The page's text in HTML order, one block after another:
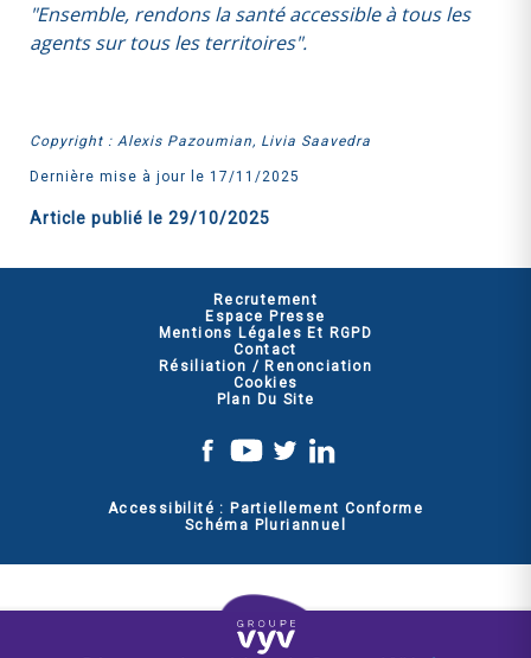
"Ensemble, rendons la santé accessible à tous les
agents sur tous les territoires".
Copyright : Alexis Pazoumian, Livia Saavedra
Dernière mise à jour le 17/11/2025
Article publié le 29/10/2025
Recrutement
Espace Presse
Mentions Légales Et RGPD
Contact
Résiliation / Renonciation
Cookies
Plan Du Site
Accessibilité : Partiellement Conforme
Schéma Pluriannuel